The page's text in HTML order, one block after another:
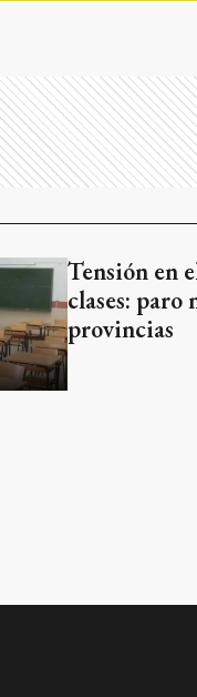
Tensión en
clases: paro
provincias